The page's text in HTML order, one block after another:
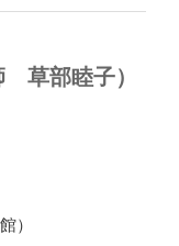
草部睦子）
）